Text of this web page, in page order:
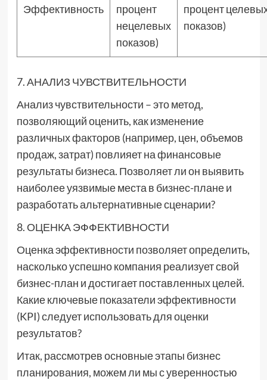
Эффективность
процент
нецелевых
показов)
процент
показов)
7. АНАЛИЗ ЧУВСТВИТЕЛЬНОСТИ
Анализ чувствительности – это метод,
позволяющий оценить, как изменение
различных факторов (например, цен, объемов
продаж, затрат) повлияет на финансовые
результаты бизнеса. Позволяет ли он выявить
наиболее уязвимые места в бизнес-плане и
разработать альтернативные сценарии?
8. ОЦЕНКА ЭФФЕКТИВНОСТИ
Оценка эффективности позволяет определить,
насколько успешно компания реализует свой
бизнес-план и достигает поставленных целей.
Какие ключевые показатели эффективности
(KPI) следует использовать для оценки
результатов?
Итак, рассмотрев основные этапы бизнес
планирования, можем ли мы с уверенностью